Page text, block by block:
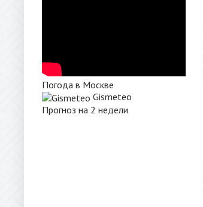
Погода в Москве
Gismeteo
Прогноз на 2 недели